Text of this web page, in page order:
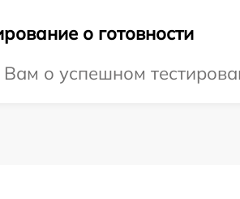
о готовности
о успешном